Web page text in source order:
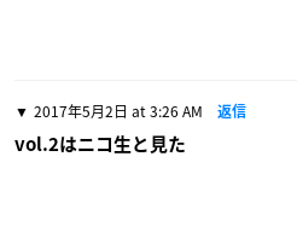
2017年5月2日 at 3:26 AM 返信
vol.2はニコ生と見た